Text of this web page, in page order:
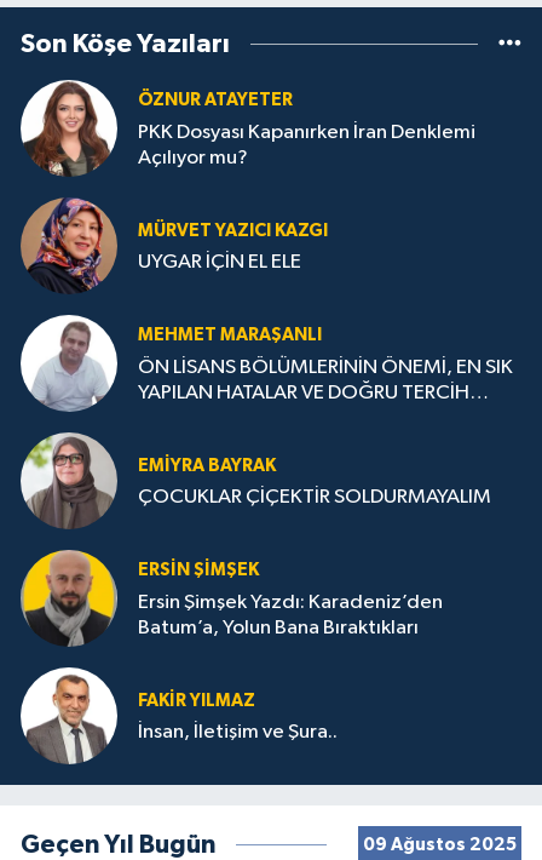
Son Köşe Yazıları
ÖZNUR ATAYETER
PKK Dosyası Kapanırken İran Denklemi
Açılıyor mu?
MÜRVET YAZICI KAZGI
UYGAR İÇİN EL ELE
MEHMET MARAŞANLI
ÖN LİSANS BÖLÜMLERİNİN ÖNEMİ, EN SIK
YAPILAN HATALAR VE DOĞRU TERCİH
EMIYRA BAYRAK
ÇOCUKLAR ÇİÇEKTİR SOLDURMAYALIM
ERSIN ŞIMŞEK
Ersin Şimşek Yazdı: Karadeniz’den
Batum’a, Yolun Bana Bıraktıkları
FAKIR YILMAZ
İnsan, İletişim ve Şura..
Geçen Yıl Bugün 09 Ağustos 2025